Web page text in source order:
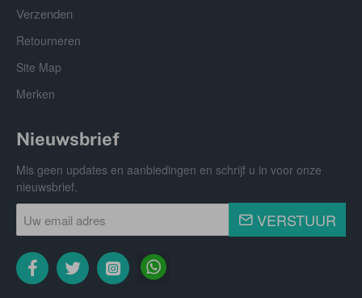
Verzenden
Retourneren
Site Map
Merken
Nieuwsbrief
Mis geen updates en aanbiedingen en schrijf u in voor onze
nieuwsbrief.
Uw
email
adres
VERSTUUR